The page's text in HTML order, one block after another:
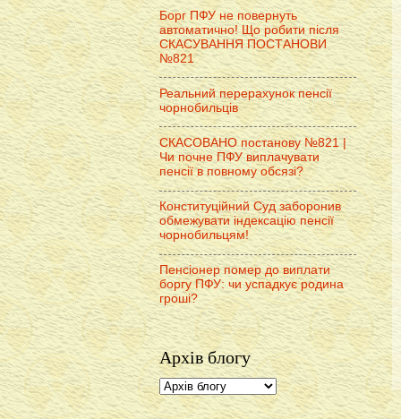
Борг ПФУ не повернуть
автоматично! Що робити після
СКАСУВАННЯ ПОСТАНОВИ
№821
Реальний перерахунок пенсії
чорнобильців
СКАСОВАНО постанову №821 |
Чи почне ПФУ виплачувати
пенсії в повному обсязі?
Конституційний Суд заборонив
обмежувати індексацію пенсії
чорнобильцям!
Пенсіонер помер до виплати
боргу ПФУ: чи успадкує родина
гроші?
Архів блогу